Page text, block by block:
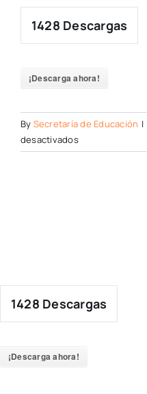
1428 Descargas
¡Descarga ahora!
By Secretaría de Educación |
desactivadosen
1428 Descargas
¡Descarga ahora!